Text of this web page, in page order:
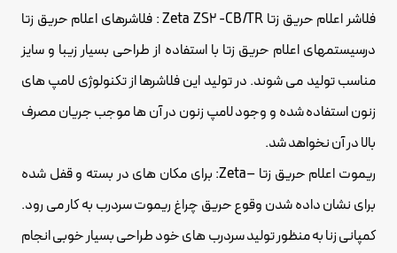
فلاشر اعلام حریق زتا Zeta ZS2 -CB/TR : فلاشرهای اعلام حریق زتا
درسیستمهای اعلام حریق زتا با استفاده از طراحی بسیار زیبا و سایز
مناسب تولید می شوند. در تولید این فلاشرها از تکنولوژی لامپ های
زنون استفاده شده و وجود لامپ زنون در آن ها موجب جریان مصرف
بالا در آن نخواهد شد.
ریموت اعلام حریق زتا –Zeta: برای مکان های در بسته و قفل شده
برای نشان داده شدن وقوع حریق چراغ ریموت سردرب به کار می رود.
کمپانی زنا به منظور تولید سردرب های خود طراحی بسیار خوبی انجام